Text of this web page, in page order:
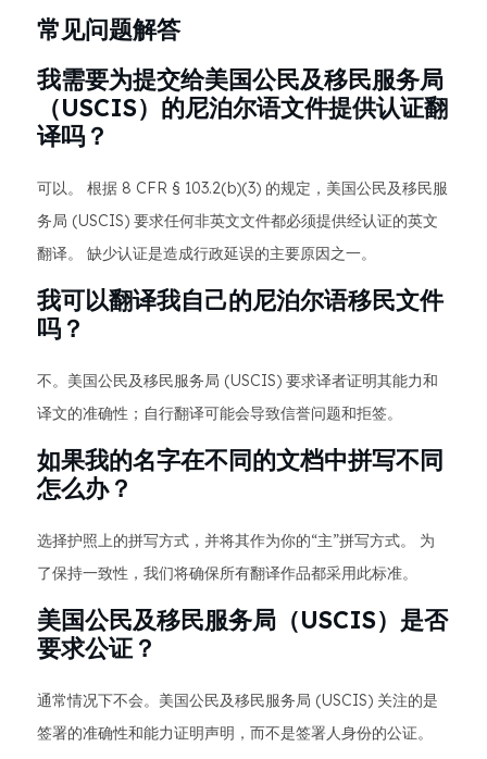
常见问题解答
我需要为提交给美国公民及移民服务局
（USCIS）的尼泊尔语文件提供认证翻
译吗？
可以。 根据 8 CFR § 103.2(b)(3) 的规定，美国公民及移民服
务局 (USCIS) 要求任何非英文文件都必须提供经认证的英文
翻译。 缺少认证是造成行政延误的主要原因之一。
我可以翻译我自己的尼泊尔语移民文件
吗？
不。美国公民及移民服务局 (USCIS) 要求译者证明其能力和
译文的准确性；自行翻译可能会导致信誉问题和拒签。
如果我的名字在不同的文档中拼写不同
怎么办？
选择护照上的拼写方式，并将其作为你的“主”拼写方式。 为
了保持一致性，我们将确保所有翻译作品都采用此标准。
美国公民及移民服务局（USCIS）是否
要求公证？
通常情况下不会。美国公民及移民服务局 (USCIS) 关注的是
签署的准确性和能力证明声明，而不是签署人身份的公证。